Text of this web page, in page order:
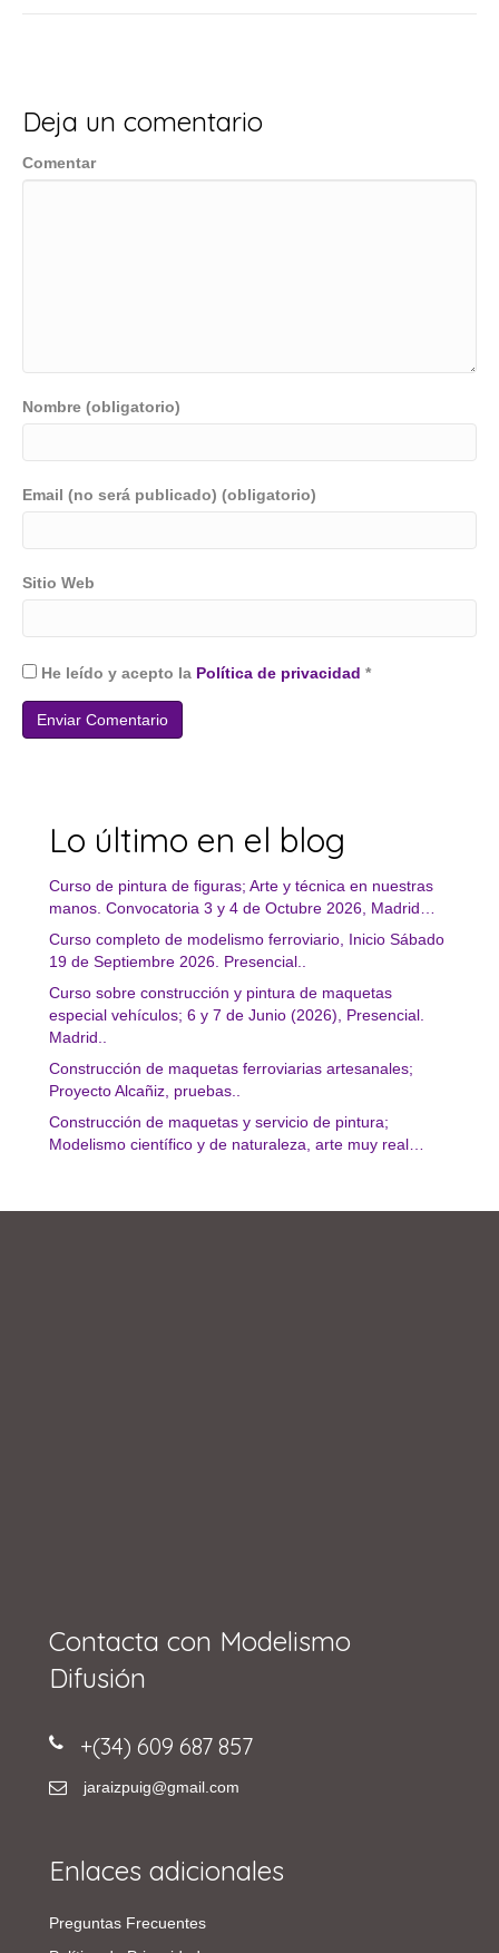
Deja un comentario
Comentar
Nombre (obligatorio)
Email (no será publicado) (obligatorio)
Sitio Web
He leído y acepto la Política de privacidad *
Lo último en el blog
Curso de pintura de figuras; Arte y técnica en nuestras
manos. Convocatoria 3 y 4 de Octubre 2026, Madrid…
Curso completo de modelismo ferroviario, Inicio Sábado
19 de Septiembre 2026. Presencial..
Curso sobre construcción y pintura de maquetas
especial vehículos; 6 y 7 de Junio (2026), Presencial.
Madrid..
Construcción de maquetas ferroviarias artesanales;
Proyecto Alcañiz, pruebas..
Construcción de maquetas y servicio de pintura;
Modelismo científico y de naturaleza, arte muy real…
Contacta con Modelismo
Difusión
+(34) 609 687 857
jaraizpuig@gmail.com
Enlaces adicionales
Preguntas Frecuentes